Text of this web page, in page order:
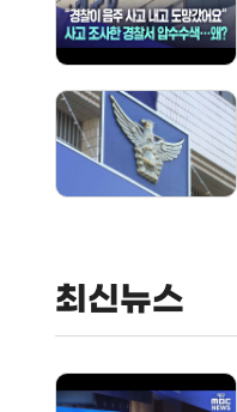
최신뉴스